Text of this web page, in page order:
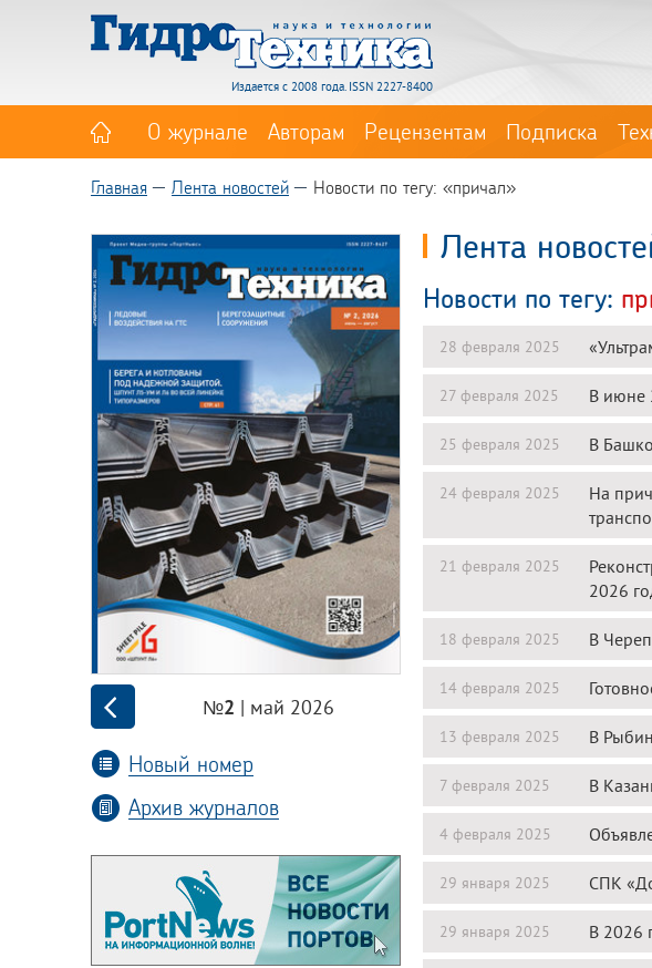
Издается с 2008 года. ISSN 2227-8400
О журнале Авторам Рецензентам Подписка
Главная Лента новостей Новости по тегу: «причал»
№2 | май 2026
Новый номер
Архив журналов
Лента
Новости по тегу:
28 февраля 2025
27 февраля 2025 В июне
25 февраля 2025 В
24 февраля 2025
На
21 февраля 2025
2026
18 февраля 2025 В
14 февраля 2025
13 февраля 2025 В
7 февраля 2025 В
4 февраля 2025
29 января 2025 СПК
29 января 2025 В 2026